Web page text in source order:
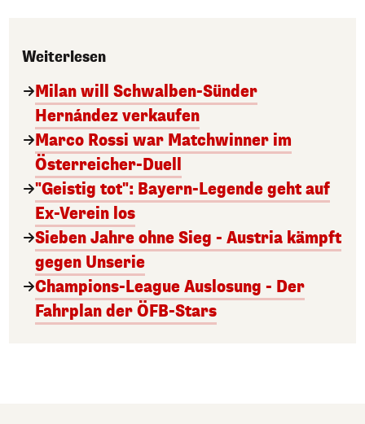
Weiterlesen
Milan will Schwalben-Sünder
Hernández verkaufen
Marco Rossi war Matchwinner im
Österreicher-Duell
"Geistig tot": Bayern-Legende geht auf
Ex-Verein los
Sieben Jahre ohne Sieg - Austria kämpft
gegen Unserie
Champions-League Auslosung - Der
Fahrplan der ÖFB-Stars